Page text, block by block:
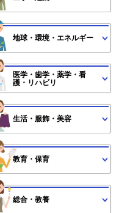
地球・環境・エネルギー
医学・歯学・薬学・看
護・リハビリ
生活・服飾・美容
教育・保育
総合・教養